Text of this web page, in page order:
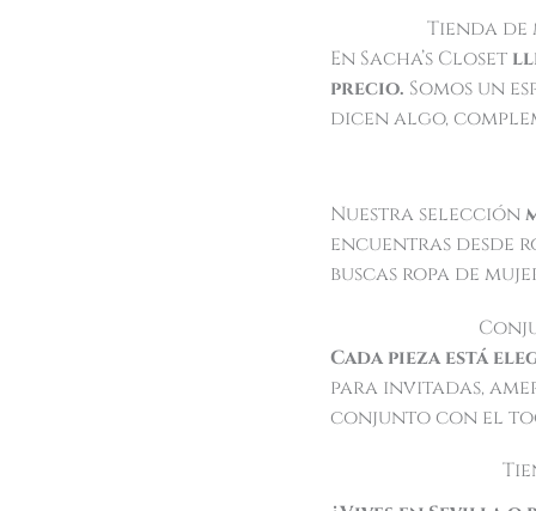
Tienda de
En Sacha’s Closet
precio. Somos un
dicen algo,
Nuestra selección
encuentras desde
buscas ropa de
Cada pieza está
para invitadas,
conjunto con el